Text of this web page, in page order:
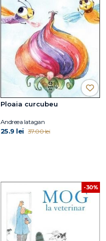
Ploaia curcubeu
Andreea Iatagan
25.9 lei 37.00 lei
-30%